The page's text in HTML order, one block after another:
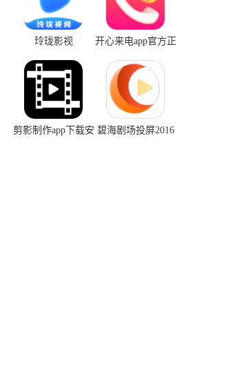
玲珑影视
开心来电app官方正
版下载链接
剪影制作app下载安 碧海剧场投屏2016